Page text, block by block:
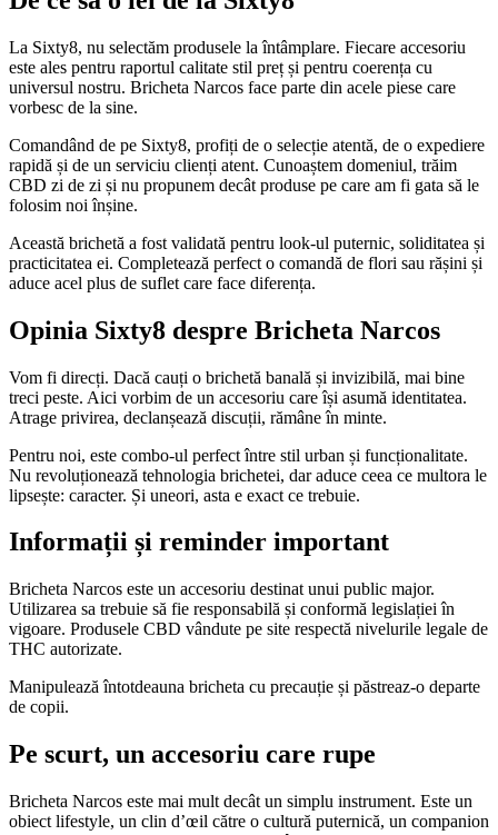
La Sixty8, nu selectăm produsele la întâmplare. Fiecare accesoriu
este ales pentru raportul calitate stil preț și pentru coerența cu
universul nostru. Bricheta Narcos face parte din acele piese care
vorbesc de la sine.
Comandând de pe Sixty8, profiți de o selecție atentă, de o expediere
rapidă și de un serviciu clienți atent. Cunoaștem domeniul, trăim
CBD zi de zi și nu propunem decât produse pe care am fi gata să le
folosim noi înșine.
Această brichetă a fost validată pentru look-ul puternic, soliditatea și
practicitatea ei. Completează perfect o comandă de flori sau rășini și
aduce acel plus de suflet care face diferența.
Opinia Sixty8 despre Bricheta Narcos
Vom fi direcți. Dacă cauți o brichetă banală și invizibilă, mai bine
treci peste. Aici vorbim de un accesoriu care își asumă identitatea.
Atrage privirea, declanșează discuții, rămâne în minte.
Pentru noi, este combo-ul perfect între stil urban și funcționalitate.
Nu revoluționează tehnologia brichetei, dar aduce ceea ce multora le
lipsește: caracter. Și uneori, asta e exact ce trebuie.
Informații și reminder important
Bricheta Narcos este un accesoriu destinat unui public major.
Utilizarea sa trebuie să fie responsabilă și conformă legislației în
vigoare. Produsele CBD vândute pe site respectă nivelurile legale de
THC autorizate.
Manipulează întotdeauna bricheta cu precauție și păstreaz-o departe
de copii.
Pe scurt, un accesoriu care rupe
Bricheta Narcos este mai mult decât un simplu instrument. Este un
obiect lifestyle, un clin d’œil către o cultură puternică, un companion